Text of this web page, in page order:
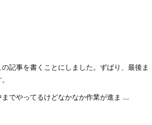
記事を書くことにしました。ずばり、最後ま
でやってるけどなかなか作業が進ま ...